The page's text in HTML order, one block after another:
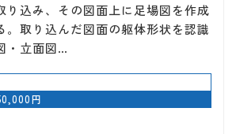
り込み、その図面上に足場図を作成
。取り込んだ図面の躯体形状を認識
・立面図…
円